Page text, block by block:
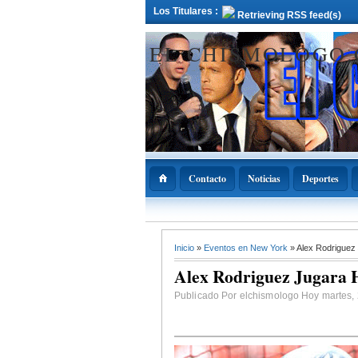
Los Titulares : Retrieving RSS feed(s)
EL
Contacto Noticias Deportes
ADOPAE
Abinader
11 de diciembre
Nacional de la
Bachata
Inicio » Eventos en New York » Alex
Alex Rodriguez Jugara
Publicado Por elchismologo Hoy